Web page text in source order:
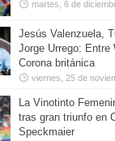
martes, 6 de
Jesús Valenzuela,
Jorge Urrego: Entre
Corona británica
viernes, 25 de
La Vinotinto
tras gran triunfo en
Speckmaier